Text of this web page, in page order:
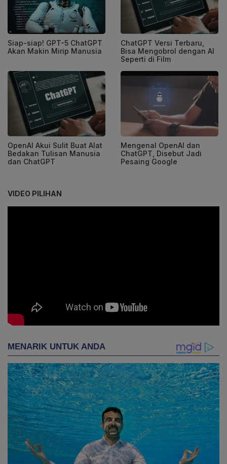
Siap-siap! GPT-5 ChatGPT
Akan Makin Mirip Manusia
ChatGPT Versi Terbaru,
Bisa Mengobrol dengan AI
Seperti di Film
OpenAI Akui Sulit Buat Alat
Bedakan Tulisan Manusia
dan ChatGPT
Mengenal OpenAI dan
ChatGPT, Disebut Jadi
Pesaing Google
VIDEO PILIHAN